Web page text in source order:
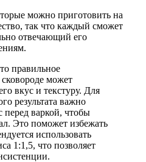
можно приготовить на
так что каждый сможет
отвечающий его
правильное
может
вкус и текстуру. Для
результата важно
перед варкой, чтобы
Это поможет избежать
использовать
1:1,5, что позволяет